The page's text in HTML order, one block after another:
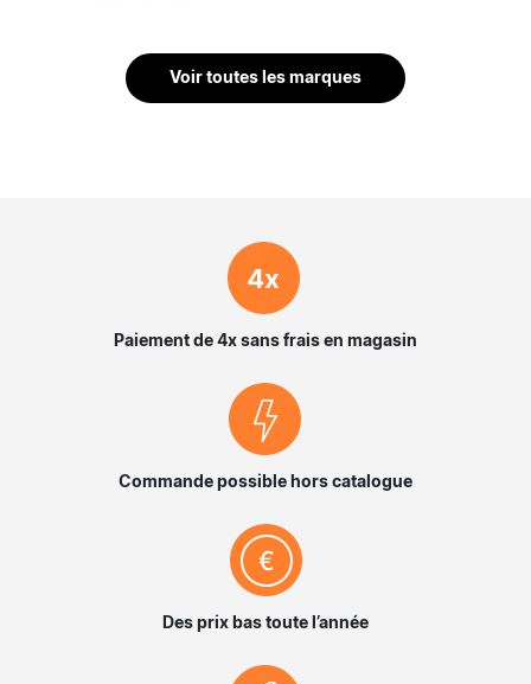
Voir toutes les marques
Paiement de 4x sans frais en magasin
Commande possible hors catalogue
Des prix bas toute l’année